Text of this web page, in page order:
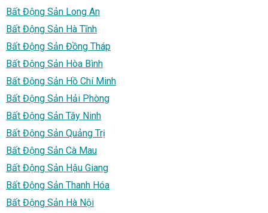
Bất Động Sản Long An
Bất Động Sản Hà Tĩnh
Bất Động Sản Đồng Tháp
Bất Động Sản Hòa Bình
Bất Động Sản Hồ Chí Minh
Bất Động Sản Hải Phòng
Bất Động Sản Tây Ninh
Bất Động Sản Quảng Trị
Bất Động Sản Cà Mau
Bất Động Sản Hậu Giang
Bất Động Sản Thanh Hóa
Bất Động Sản Hà Nội